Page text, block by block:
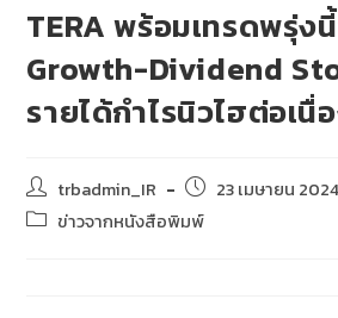
TERA พร้อมเทรดพรุ่ง
Growth-Dividend
รายได้กำไรนิวไฮต่อเนื่
trbadmin_IR
23 เมษายน 2024
ข่าวจากหนังสือพิมพ์